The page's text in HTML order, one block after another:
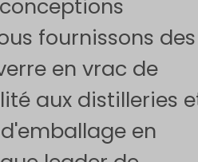
fournissons des
en vrac de
aux distilleries
en